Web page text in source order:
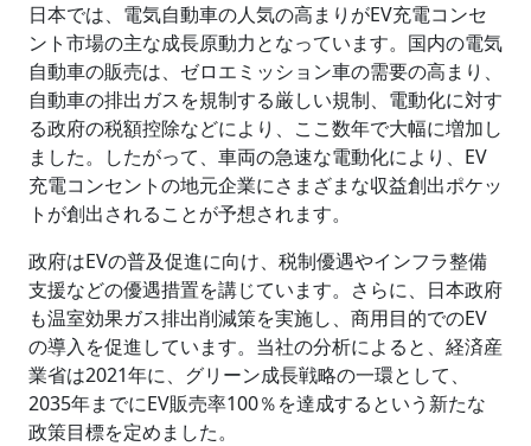
日本では、電気自動車の人気の高まりがEV充電コンセ
ント市場の主な成長原動力となっています。国内の電気
自動車の販売は、ゼロエミッション車の需要の高まり、
自動車の排出ガスを規制する厳しい規制、電動化に対す
る政府の税額控除などにより、ここ数年で大幅に増加し
ました。したがって、車両の急速な電動化により、EV
充電コンセントの地元企業にさまざまな収益創出ポケッ
トが創出されることが予想されます。
政府はEVの普及促進に向け、税制優遇やインフラ整備
支援などの優遇措置を講じています。さらに、日本政府
も温室効果ガス排出削減策を実施し、商用目的でのEV
の導入を促進しています。当社の分析によると、経済産
業省は2021年に、グリーン成長戦略の一環として、
2035年までにEV販売率100％を達成するという新たな
政策目標を定めました。